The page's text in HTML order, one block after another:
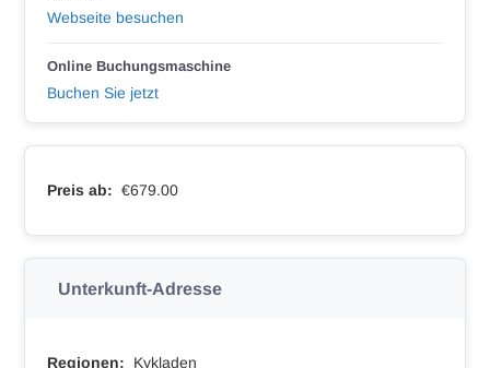
Webseite besuchen
Online Buchungsmaschine
Buchen Sie jetzt
Preis ab: €679.00
Unterkunft-Adresse
Regionen: Kykladen